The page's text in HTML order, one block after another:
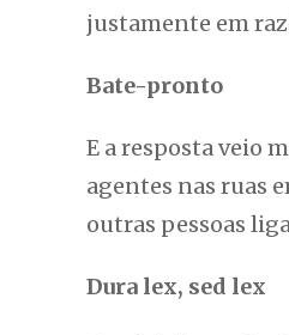
justamente em
Bate-pronto
E a resposta veio
agentes nas ruas
outras pessoas
Dura lex, sed lex